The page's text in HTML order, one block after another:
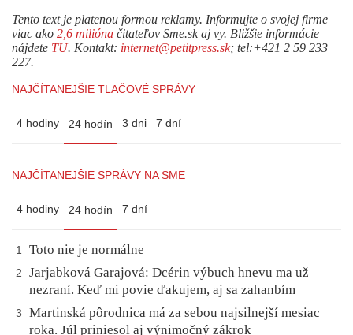
Tento text je platenou formou reklamy. Informujte o svojej firme
viac ako 2,6 milióna čitateľov Sme.sk aj vy. Bližšie informácie
nájdete TU. Kontakt: internet@petitpress.sk; tel:+421 2 59 233
227.
NAJČÍTANEJŠIE TLAČOVÉ SPRÁVY
4 hodiny 24 hodín 3 dni 7 dní
NAJČÍTANEJŠIE SPRÁVY NA SME
4 hodiny 24 hodín 7 dní
1 Toto nie je normálne
2
Jarjabková Garajová: Dcérin výbuch hnevu ma už
nezraní. Keď mi povie ďakujem, aj sa zahanbím
3
Martinská pôrodnica má za sebou najsilnejší mesiac
roka. Júl priniesol aj výnimočný zákrok